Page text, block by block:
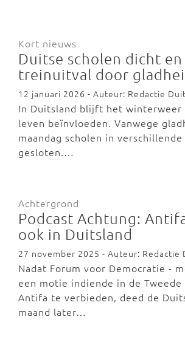
Kort nieuws
Duitse scholen dicht en
treinuitval door
12 januari 2026 - Auteur: Redactie
In Duitsland blijft het winterweer
leven beïnvloeden. Vanwege
maandag scholen in
gesloten.…
Achtergrond
Podcast Achtung:
ook in Duitsland
27 november 2025 - Auteur: Redactie
Nadat Forum voor Democratie -
een motie indiende in de Tweede
Antifa te verbieden, deed de
maand later…